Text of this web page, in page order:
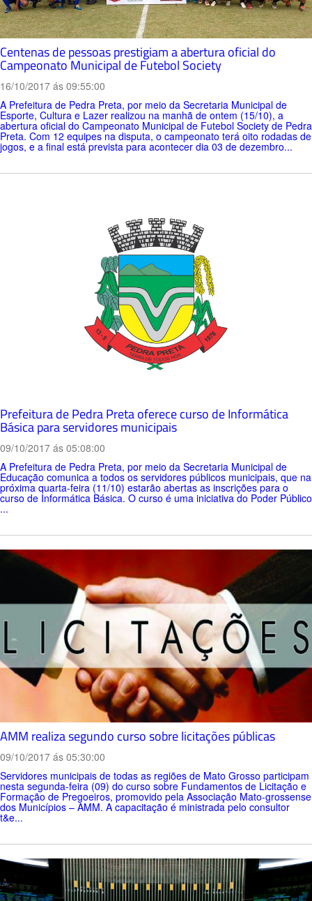
Centenas de pessoas prestigiam a abertura oficial do
Campeonato Municipal de Futebol Society
16/10/2017 ás 09:55:00
A Prefeitura de Pedra Preta, por meio da Secretaria Municipal de
Esporte, Cultura e Lazer realizou na manhã de ontem (15/10), a
abertura oficial do Campeonato Municipal de Futebol Society de Pedra
Preta. Com 12 equipes na disputa, o campeonato terá oito rodadas de
jogos, e a final está prevista para acontecer dia 03 de dezembro...
Prefeitura de Pedra Preta oferece curso de Informática
Básica para servidores municipais
09/10/2017 ás 05:08:00
A Prefeitura de Pedra Preta, por meio da Secretaria Municipal de
Educação comunica a todos os servidores públicos municipais, que na
próxima quarta-feira (11/10) estarão abertas as inscrições para o
curso de Informática Básica. O curso é uma iniciativa do Poder Público
...
AMM realiza segundo curso sobre licitações públicas
09/10/2017 ás 05:30:00
Servidores municipais de todas as regiões de Mato Grosso participam
nesta segunda-feira (09) do curso sobre Fundamentos de Licitação e
Formação de Pregoeiros, promovido pela Associação Mato-grossense
dos Municípios – AMM. A capacitação é ministrada pelo consultor
t&e...